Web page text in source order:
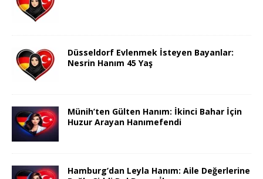
Düsseldorf Evlenmek İsteyen Bayanlar:
Nesrin Hanım 45 Yaş
Münih’ten Gülten Hanım: İkinci Bahar İçin
Huzur Arayan Hanımefendi
Hamburg’dan Leyla Hanım: Aile Değerlerine